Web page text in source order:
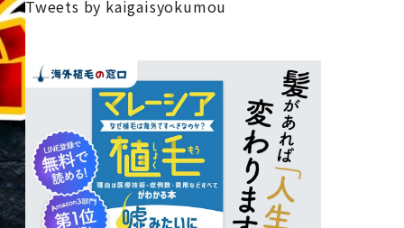
Tweets by kaigaisyokumou